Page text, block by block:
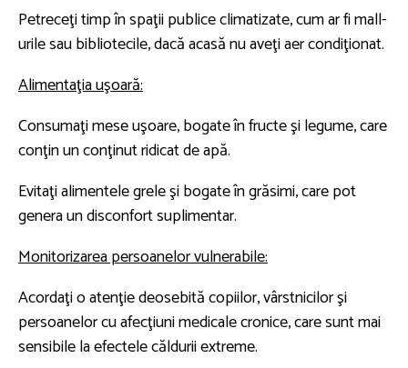
Petreceţi timp în spaţii publice climatizate, cum ar fi mall-
urile sau bibliotecile, dacă acasă nu aveţi aer condiţionat.
Alimentaţia uşoară:
Consumaţi mese uşoare, bogate în fructe şi legume, care
conţin un conţinut ridicat de apă.
Evitaţi alimentele grele şi bogate în grăsimi, care pot
genera un disconfort suplimentar.
Monitorizarea persoanelor vulnerabile:
Acordaţi o atenţie deosebită copiilor, vârstnicilor şi
persoanelor cu afecţiuni medicale cronice, care sunt mai
sensibile la efectele căldurii extreme.